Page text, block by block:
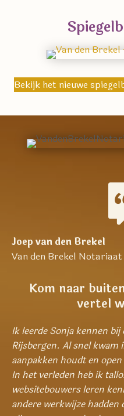
Bekijk het nieuwe
Joep van den Brekel
Van den Brekel Notariaat
Kom naar
vertel
Ik leerde Sonja kennen
Rijsbergen. Al snel kwam
aanpakken houdt en
In het verleden heb ik
websitebouwers leren
andere werkwijze hadden